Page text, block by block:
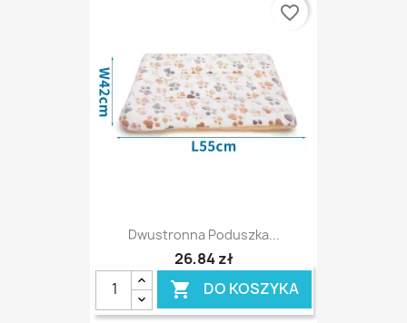
Dwustronna Poduszka...
26,84 zł
 DO KOSZYKA
favorite_border